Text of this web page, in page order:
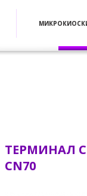
ТЕРМИНАЛ
CN70